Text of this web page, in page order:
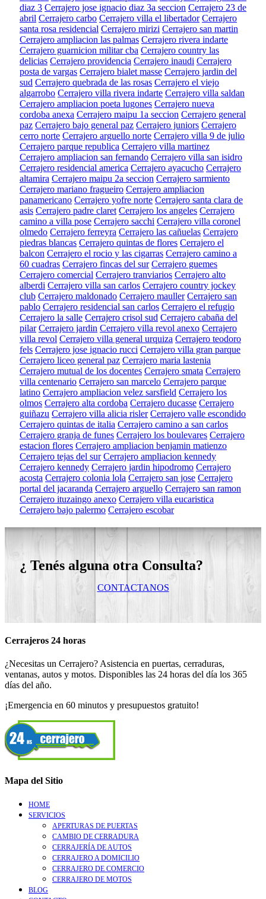
diaz 3 Cerrajero jose ignacio diaz 3a seccion Cerrajero 23 de
abril Cerrajero carbo Cerrajero villa el libertador Cerrajero
santa rosa residencial Cerrajero mirizi Cerrajero san martin
Cerrajero ampliacion las palmas Cerrajero rivera indarte
Cerrajero guarnicion militar cba Cerrajero country las
delicias Cerrajero providencia Cerrajero inaudi Cerrajero
posta de vargas Cerrajero bialet masse Cerrajero jardin del
sud Cerrajero quebrada de las rosas Cerrajero el viejo
algarrobo Cerrajero villa rivera indarte Cerrajero villa saldan
Cerrajero ampliacion poeta lugones Cerrajero nueva
cordoba anexa Cerrajero maipu 1a seccion Cerrajero general
paz Cerrajero bajo general paz Cerrajero juniors Cerrajero
cerro norte Cerrajero arguello norte Cerrajero villa 9 de julio
Cerrajero parque republica Cerrajero villa martinez
Cerrajero ampliacion san fernando Cerrajero villa san isidro
Cerrajero residencial america Cerrajero ayacucho Cerrajero
altamira Cerrajero maipu 2a seccion Cerrajero sarmiento
Cerrajero mariano fragueiro Cerrajero ampliacion
panamericano Cerrajero yofre norte Cerrajero santa clara de
asis Cerrajero padre claret Cerrajero los angeles Cerrajero
camino a villa pose Cerrajero sacchi Cerrajero villa coronel
olmedo Cerrajero ferreyra Cerrajero las cañuelas Cerrajero
piedras blancas Cerrajero quintas de flores Cerrajero el
balcon Cerrajero el rocio y las cigarras Cerrajero camino a
60 cuadras Cerrajero fincas del sur Cerrajero guemes
Cerrajero comercial Cerrajero tranviarios Cerrajero alto
alberdi Cerrajero villa san carlos Cerrajero country jockey
club Cerrajero maldonado Cerrajero mauller Cerrajero san
pablo Cerrajero residencial san carlos Cerrajero el refugio
Cerrajero la salle Cerrajero crisol sud Cerrajero cabaña del
pilar Cerrajero jardin Cerrajero villa revol anexo Cerrajero
villa revol Cerrajero villa general urquiza Cerrajero teodoro
fels Cerrajero jose ignacio rucci Cerrajero villa gran parque
Cerrajero liceo general paz Cerrajero maria lastenia
Cerrajero mutual de los docentes Cerrajero smata Cerrajero
villa centenario Cerrajero san marcelo Cerrajero parque
latino Cerrajero ampliacion velez sarsfield Cerrajero los
olmos Cerrajero alta cordoba Cerrajero ducasse Cerrajero
guiñazu Cerrajero villa alicia risler Cerrajero valle escondido
Cerrajero quintas de italia Cerrajero camino a san carlos
Cerrajero granja de funes Cerrajero los boulevares Cerrajero
estacion flores Cerrajero ampliacion benjamin matienzo
Cerrajero tejas del sur Cerrajero ampliacion kennedy
Cerrajero kennedy Cerrajero jardin hipodromo Cerrajero
acosta Cerrajero colonia lola Cerrajero san jose Cerrajero
portal del jacaranda Cerrajero arguello Cerrajero san ramon
Cerrajero ituzaingo anexo Cerrajero villa eucaristica
Cerrajero bajo palermo Cerrajero escobar
¿ Tenés alguna otra Consulta?
CONTACTANOS
Cerrajeros 24 horas
¿Necesitas un Cerrajero? Asistencia en puertas, cerraduras,
ventanas, autos y motos. Disponibles las 24 horas del día los 365
días del año.
¡Emergencia en 60 minutos y presupuestos gratuito!
Mapa del Sitio
HOME
SERVICIOS
APERTURAS DE PUERTAS
CAMBIO DE CERRADURA
CERRAJERÍA DE AUTOS
CERRAJERO A DOMICILIO
CERRAJERO DE COMERCIO
CERRAJERO DE MOTOS
BLOG